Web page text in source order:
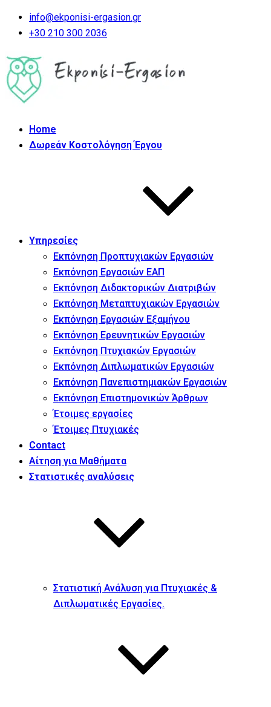
info@ekponisi-ergasion.gr
+30 210 300 2036
Home
Δωρεάν Κοστολόγηση Έργου
Υπηρεσίες
Εκπόνηση Προπτυχιακών Εργασιών
Εκπόνηση Εργασιών ΕΑΠ
Εκπόνηση Διδακτορικών Διατριβών
Εκπόνηση Μεταπτυχιακών Εργασιών
Εκπόνηση Εργασιών Εξαμήνου
Εκπόνηση Ερευνητικών Εργασιών
Εκπόνηση Πτυχιακών Εργασιών
Εκπόνηση Διπλωματικών Εργασιών
Εκπόνηση Πανεπιστημιακών Εργασιών
Εκπόνηση Επιστημονικών Άρθρων
Έτοιμες εργασίες
Έτοιμες Πτυχιακές
Contact
Αίτηση για Μαθήματα
Στατιστικές αναλύσεις
Στατιστική Ανάλυση για Πτυχιακές &
Διπλωματικές Εργασίες.